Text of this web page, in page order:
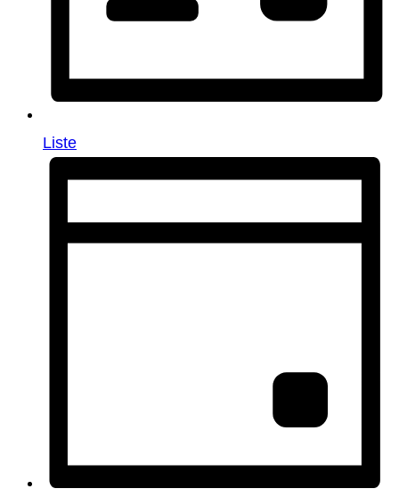
Liste